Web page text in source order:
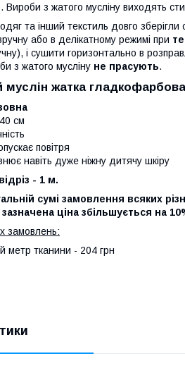
Вироби з жатого мусліну виходять
та інший текстиль довго
або в делікатному режимі при
і сушити горизонтально в
з жатого мусліну не прасують.
муслін жатка
см
повітря
навіть дуже ніжну дитячу шкіру
- 1 м.
сумі замовлення всяких
ціна збільшується на
замовлень:
метр тканини - 204 грн